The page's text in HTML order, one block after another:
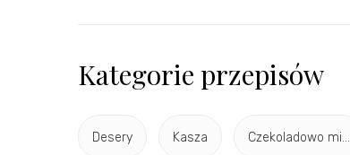
Kategorie przepisów
Desery Kasza Czekoladowo mi...